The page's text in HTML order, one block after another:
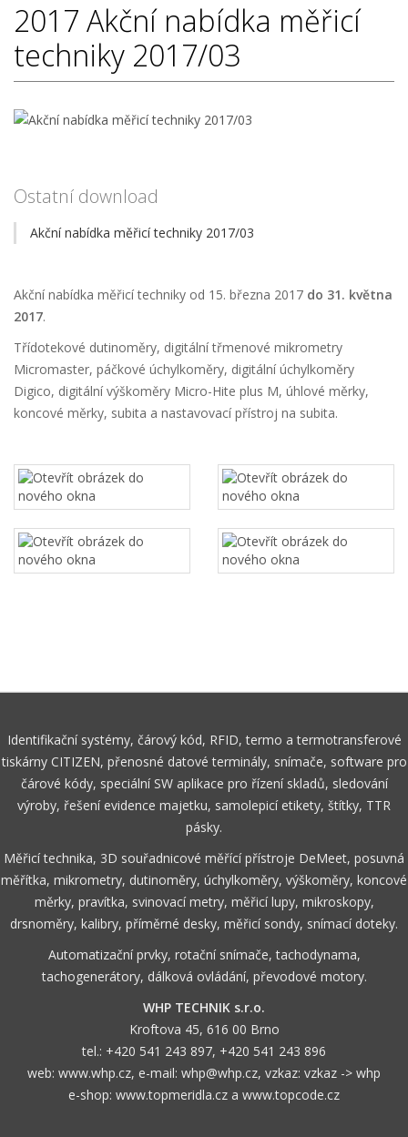
2017 Akční nabídka měřicí
techniky 2017/03
Ostatní download
Akční nabídka měřicí techniky 2017/03
Akční nabídka měřicí techniky od 15. března 2017 do 31. května
2017.
Třídotekové dutinoměry, digitální třmenové mikrometry
Micromaster, páčkové úchylkoměry, digitální úchylkoměry
Digico, digitální výškoměry Micro-Hite plus M, úhlové měrky,
koncové měrky, subita a nastavovací přístroj na subita.
Identifikační systémy, čárový kód, RFID, termo a termotransferové
tiskárny CITIZEN, přenosné datové terminály, snímače, software pro
čárové kódy, speciální SW aplikace pro řízení skladů, sledování
výroby, řešení evidence majetku, samolepicí etikety, štítky, TTR
pásky.
Měřicí technika, 3D souřadnicové měřící přístroje DeMeet, posuvná
měřítka, mikrometry, dutinoměry, úchylkoměry, výškoměry, koncové
měrky, pravítka, svinovací metry, měřicí lupy, mikroskopy,
drsnoměry, kalibry, příměrné desky, měřicí sondy, snímací doteky.
Automatizační prvky, rotační snímače, tachodynama,
tachogenerátory, dálková ovládání, převodové motory.
WHP TECHNIK s.r.o.
Kroftova 45, 616 00 Brno
tel.: +420 541 243 897, +420 541 243 896
web: www.whp.cz, e-mail: whp@whp.cz, vzkaz: vzkaz -> whp
e-shop: www.topmeridla.cz a www.topcode.cz